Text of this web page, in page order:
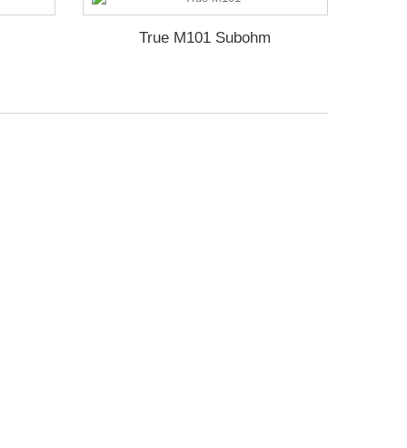
True M101 Subohm